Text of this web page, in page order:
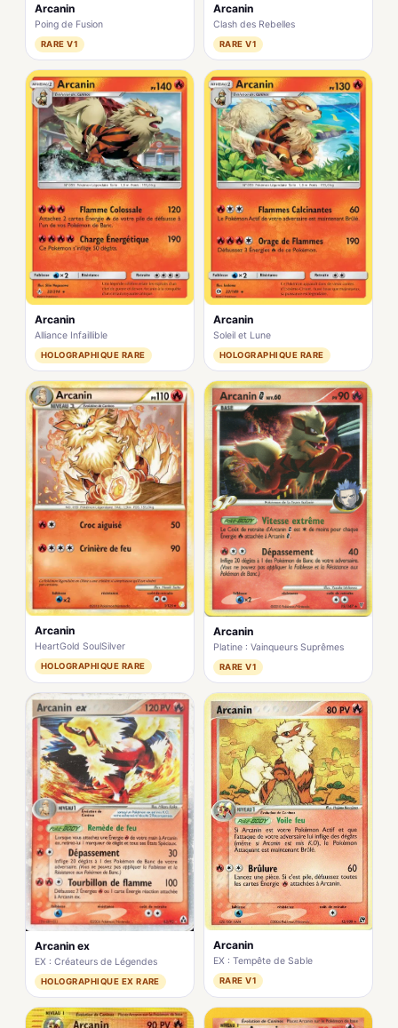
Arcanin
Poing de Fusion
RARE V1
Arcanin
Clash des Rebelles
RARE V1
Arcanin
Alliance Infaillible
HOLOGRAPHIQUE RARE
Arcanin
Soleil et Lune
HOLOGRAPHIQUE RARE
Arcanin
HeartGold SoulSilver
HOLOGRAPHIQUE RARE
Arcanin
Platine : Vainqueurs Suprêmes
RARE V1
Arcanin ex
EX : Créateurs de Légendes
HOLOGRAPHIQUE EX RARE
Arcanin
EX : Tempête de Sable
RARE V1